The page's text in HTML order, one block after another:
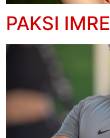
PAKSI IMRE